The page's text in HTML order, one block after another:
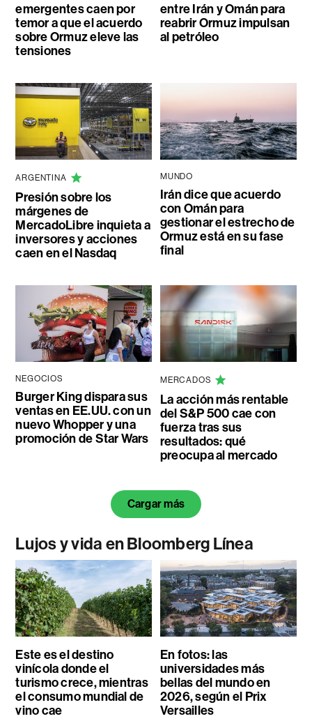
emergentes caen por
temor a que el acuerdo
sobre Ormuz eleve las
tensiones
entre Irán y Omán para
reabrir Ormuz impulsan
al petróleo
ARGENTINA
Presión sobre los
márgenes de
MercadoLibre inquieta a
inversores y acciones
caen en el Nasdaq
MUNDO
Irán dice que acuerdo
con Omán para
gestionar el estrecho de
Ormuz está en su fase
final
NEGOCIOS
Burger King dispara sus
ventas en EE.UU. con un
nuevo Whopper y una
promoción de Star Wars
MERCADOS
La acción más rentable
del S&P 500 cae con
fuerza tras sus
resultados: qué
preocupa al mercado
Cargar más
Lujos y vida en Bloomberg Línea
Este es el destino
vinícola donde el
turismo crece, mientras
el consumo mundial de
vino cae
En fotos: las
universidades más
bellas del mundo en
2026, según el Prix
Versailles